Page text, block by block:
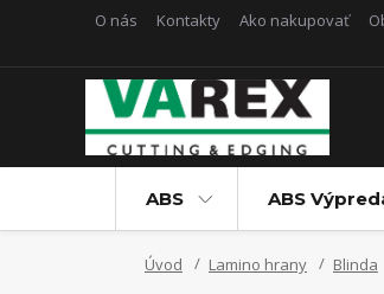
O nás Kontakty Ako nakupovať
ABS ABS
Úvod Lamino hrany Blinda